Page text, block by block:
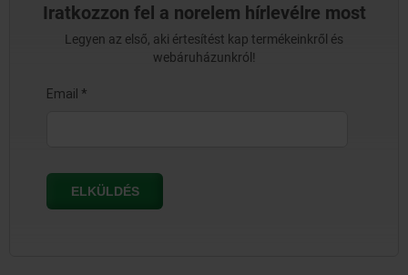
Iratkozzon fel a norelem hírlevélre most
Legyen az első, aki értesítést kap termékeinkről és
webáruházunkról!